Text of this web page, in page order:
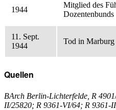
1944
Mitglied des
Dozentenbunds
11. Sept.
1944
Tod in Marburg
Quellen
BArch Berlin-Lichterfelde, R
II/25820; R 9361-VI/64; R 9361-